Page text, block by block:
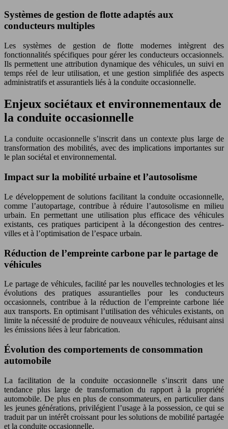
Systèmes de gestion de flotte adaptés aux
conducteurs multiples
Les systèmes de gestion de flotte modernes intègrent des
fonctionnalités spécifiques pour gérer les conducteurs occasionnels.
Ils permettent une attribution dynamique des véhicules, un suivi en
temps réel de leur utilisation, et une gestion simplifiée des aspects
administratifs et assurantiels liés à la conduite occasionnelle.
Enjeux sociétaux et environnementaux de
la conduite occasionnelle
La conduite occasionnelle s’inscrit dans un contexte plus large de
transformation des mobilités, avec des implications importantes sur
le plan sociétal et environnemental.
Impact sur la mobilité urbaine et l’autosolisme
Le développement de solutions facilitant la conduite occasionnelle,
comme l’autopartage, contribue à réduire l’autosolisme en milieu
urbain. En permettant une utilisation plus efficace des véhicules
existants, ces pratiques participent à la décongestion des centres-
villes et à l’optimisation de l’espace urbain.
Réduction de l’empreinte carbone par le partage de
véhicules
Le partage de véhicules, facilité par les nouvelles technologies et les
évolutions des pratiques assurantielles pour les conducteurs
occasionnels, contribue à la réduction de l’empreinte carbone liée
aux transports. En optimisant l’utilisation des véhicules existants, on
limite la nécessité de produire de nouveaux véhicules, réduisant ainsi
les émissions liées à leur fabrication.
Évolution des comportements de consommation
automobile
La facilitation de la conduite occasionnelle s’inscrit dans une
tendance plus large de transformation du rapport à la propriété
automobile. De plus en plus de consommateurs, en particulier dans
les jeunes générations, privilégient l’usage à la possession, ce qui se
traduit par un intérêt croissant pour les solutions de mobilité partagée
et la conduite occasionnelle.